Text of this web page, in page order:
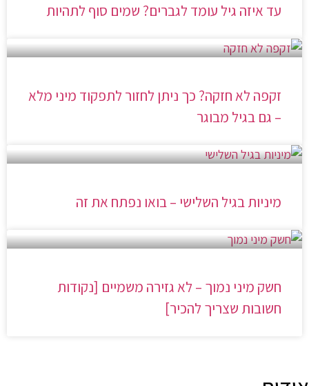
עד איזה גיל עומד לגברים? שמים סוף לתהיות
זקפה לא חזקה? כך ניתן לחזור לתפקוד מיני מלא
– גם בגיל מבוגר
מיניות בגיל השלישי – בואו נפתח את זה
חשק מיני נמוך – לא גזירה משמיים [נקודות
חשובות שצריך להכיר]